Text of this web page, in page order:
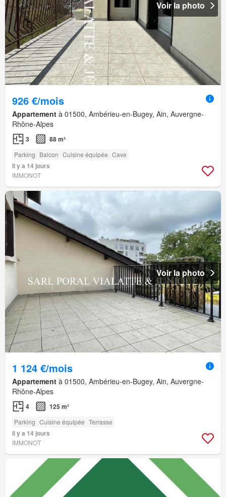
Voir la photo
926 €/mois
Appartement à 01500, Ambérieu-en-Bugey, Ain, Auvergne-
Rhône-Alpes
3 88 m²
Parking Balcon Cuisine équipée Cave
Il y a 14 jours
IMMONOT
Voir la photo
1 124 €/mois
Appartement à 01500, Ambérieu-en-Bugey, Ain, Auvergne-
Rhône-Alpes
4 125 m²
Parking Cuisine équipée Terrasse
Il y a 14 jours
IMMONOT